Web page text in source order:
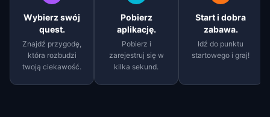
Wybierz swój
quest.
Znajdź przygodę,
która rozbudzi
twoją ciekawość.
Pobierz
aplikację.
Pobierz i
zarejestruj się w
kilka sekund.
Start i dobra
zabawa.
Idź do punktu
startowego i graj!